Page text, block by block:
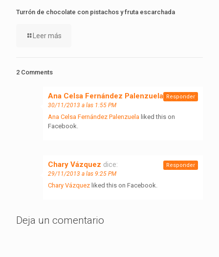
Turrón de chocolate con pistachos y fruta escarchada
Leer más
2 Comments
Ana Celsa Fernández Palenzuela dice:
30/11/2013 a las 1:55 PM
Ana Celsa Fernández Palenzuela liked this on
Facebook.
Responder
Chary Vázquez dice:
29/11/2013 a las 9:25 PM
Chary Vázquez liked this on Facebook.
Responder
Deja un comentario